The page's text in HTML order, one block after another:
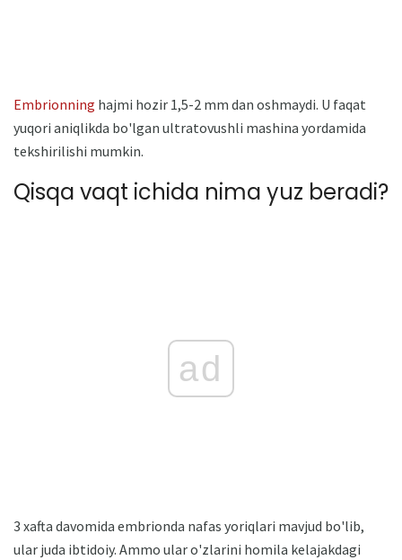
Embrionning hajmi hozir 1,5-2 mm dan oshmaydi. U faqat
yuqori aniqlikda bo'lgan ultratovushli mashina yordamida
tekshirilishi mumkin.
Qisqa vaqt ichida nima yuz beradi?
ad
3 xafta davomida embrionda nafas yoriqlari mavjud bo'lib,
ular juda ibtidoiy. Ammo ular o'zlarini homila kelajakdagi